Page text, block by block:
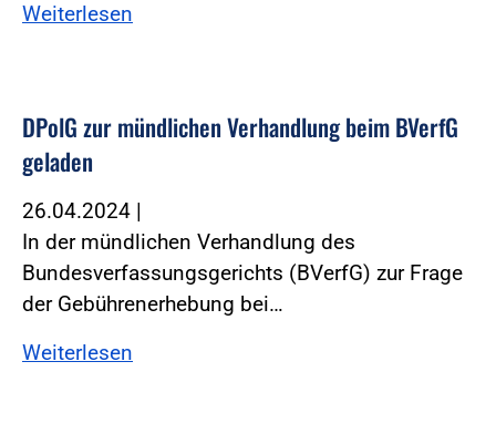
Weiterlesen
DPolG zur mündlichen Verhandlung beim BVerfG
geladen
26.04.2024 |
In der mündlichen Verhandlung des
Bundesverfassungsgerichts (BVerfG) zur Frage
der Gebührenerhebung bei…
Weiterlesen